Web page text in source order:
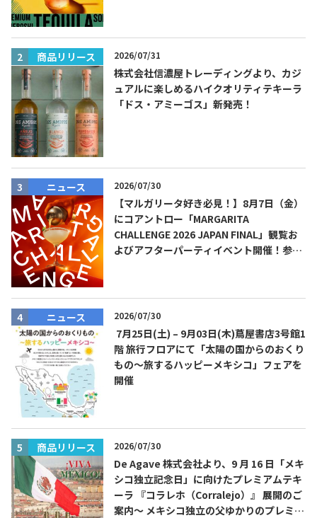
商品リリース 2026/07/31
株式会社信濃屋トレーディングより、カジ
ュアルに楽しめるハイクオリティテキーラ
「ドス・アミーゴス」新発売！
ニュース 2026/07/30
【マルガリータ好き必見！】8月7日（金）
にコアントロー「MARGARITA
CHALLENGE 2026 JAPAN FINAL」観覧お
よびアフターパーティイベント開催！参加
ニュース 2026/07/30
7月25日(土) – 9月03日(木)蔦屋書店3号館1
階 旅行フロアにて「太陽の国からのおくり
もの～旅するハッピーメキシコ」フェアを
開催
商品リリース 2026/07/30
De Agave 株式会社より、9 月 16 日「メキ
シコ独立記念日」に向けたプレミアムテキ
ーラ 『コラレホ（Corralejo）』 展開のご
案内〜 メキシコ独立の父ゆかりのプレミア